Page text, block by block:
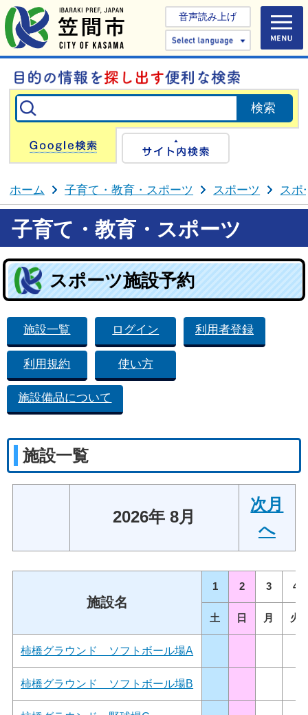
音声読み上げ
Select
Google検索
ホーム 子育て・教育・スポーツ スポーツ スポ
子育て・教育・スポーツ
スポーツ施設予約
施設一覧 ログイン 利用者登録
利用規約 使い方
施設備品について
施設一覧
2026年 8月
次月
へ
施設名
1 2 3 4
土 日 月 火
柿橋グラウンド ソフトボール場A
柿橋グラウンド ソフトボール場B